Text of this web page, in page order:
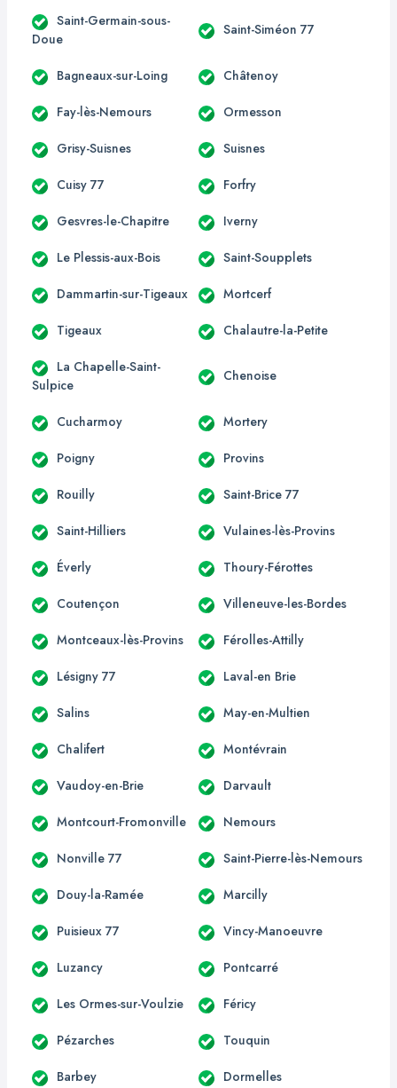
Saint-Germain-sous-
Doue
Saint-Siméon 77
Bagneaux-sur-Loing Châtenoy
Fay-lès-Nemours Ormesson
Grisy-Suisnes Suisnes
Cuisy 77 Forfry
Gesvres-le-Chapitre Iverny
Le Plessis-aux-Bois Saint-Soupplets
Dammartin-sur-Tigeaux Mortcerf
Tigeaux Chalautre-la-Petite
La Chapelle-Saint-
Sulpice
Chenoise
Cucharmoy Mortery
Poigny Provins
Rouilly Saint-Brice 77
Saint-Hilliers Vulaines-lès-Provins
Éverly Thoury-Férottes
Coutençon Villeneuve-les-Bordes
Montceaux-lès-Provins Férolles-Attilly
Lésigny 77 Laval-en Brie
Salins May-en-Multien
Chalifert Montévrain
Vaudoy-en-Brie Darvault
Montcourt-Fromonville Nemours
Nonville 77 Saint-Pierre-lès-Nemours
Douy-la-Ramée Marcilly
Puisieux 77 Vincy-Manoeuvre
Luzancy Pontcarré
Les Ormes-sur-Voulzie Féricy
Pézarches Touquin
Barbey Dormelles